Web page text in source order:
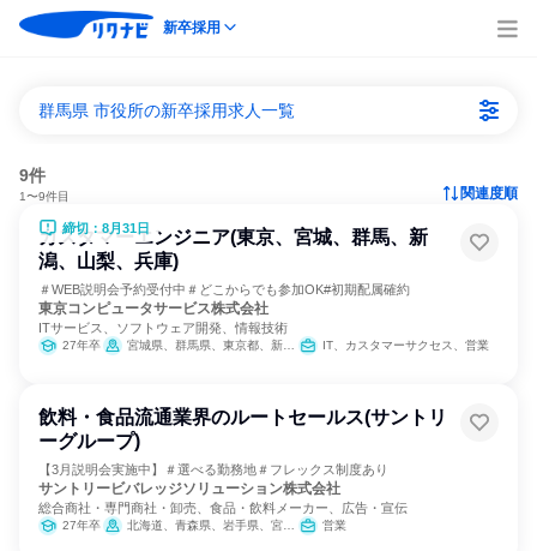
新卒採用
群馬県 市役所の新卒採用求人一覧
9件
1〜9件目 関連度順
締切：8月31日
カスタマーエンジニア(東京、宮城、群馬、新
潟、山梨、兵庫)
＃WEB説明会予約受付中＃どこからでも参加OK#初期配属確約
東京コンピュータサービス株式会社
ITサービス、ソフトウェア開発、情報技術
27年卒 宮城県、群馬県、東京都、新潟県、山梨県、兵庫県 IT、カスタマーサクセス、営業
飲料・食品流通業界のルートセールス(サントリ
ーグループ)
【3月説明会実施中】＃選べる勤務地＃フレックス制度あり
サントリービバレッジソリューション株式会社
総合商社・専門商社・卸売、食品・飲料メーカー、広告・宣伝
27年卒 北海道、青森県、岩手県、宮城県、秋田県、山形県、福島県、茨城県、栃木県、群馬県、埼玉県、千葉県、東京都、神奈川県、新潟県、富山県、石川県、福井県、山梨県、長野県、岐阜県、静岡県、愛知県、三重県、滋賀県、京都府、大阪府、兵庫県、奈良県、和歌山県、岡山県、広島県、山口県、徳島県、香川県、愛媛県、高知県、福岡県、佐賀県、長崎県、熊本県、大分県、宮崎県 営業